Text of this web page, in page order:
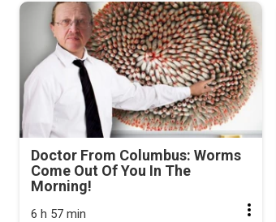
Doctor From Columbus: Worms
Come Out Of You In The
Morning!
6 h 57 min